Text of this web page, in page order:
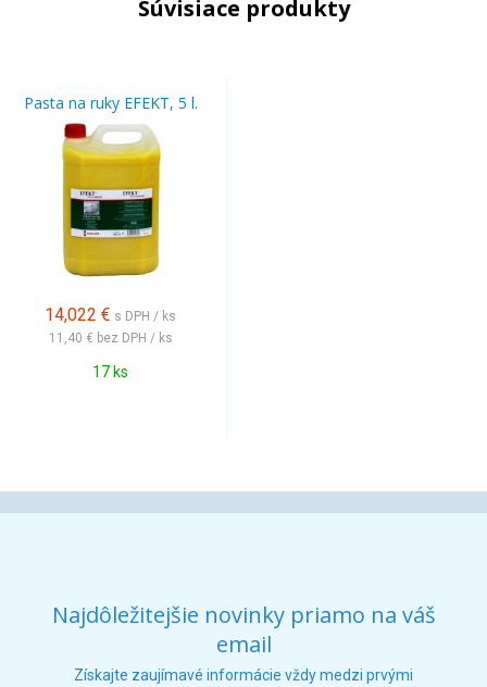
Súvisiace produkty
Pasta na ruky EFEKT, 5 l.
14,022 € s DPH / ks
11,40 € bez DPH / ks
17 ks
Najdôležitejšie novinky priamo na váš
email
Získajte zaujímavé informácie vždy medzi prvými